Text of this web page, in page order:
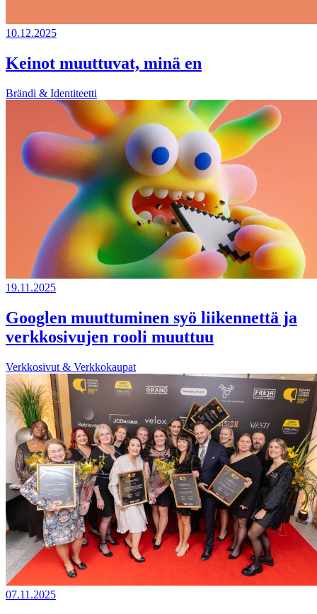
10.12.2025
Keinot muuttuvat, minä en
Brändi & Identiteetti
19.11.2025
Googlen muuttuminen syö liikennettä ja
verkkosivujen rooli muuttuu
Verkkosivut & Verkkokaupat
07.11.2025